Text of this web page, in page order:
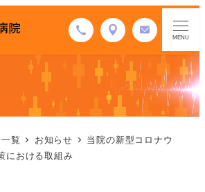
MENU
覧 お知らせ
当院の新型コロナウ
における取組み